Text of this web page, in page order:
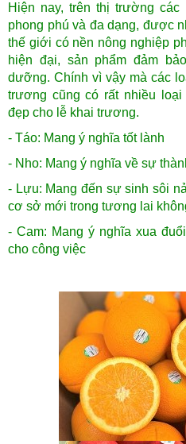
Hiện nay, trên thị trường các
phong phú và đa dạng, được
thế giới có nền nông nghiệp
hiện đại, sản phẩm đảm
dưỡng. Chính vì vậy mà các
trương cũng có rất nhiều
đẹp cho lễ khai trương.
- Táo: Mang ý nghĩa tốt lành
- Nho: Mang ý nghĩa về sự
- Lựu: Mang đến sự sinh sôi
cơ sở mới trong tương lai
- Cam: Mang ý nghĩa xua
cho công việc